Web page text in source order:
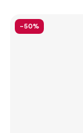
-50%